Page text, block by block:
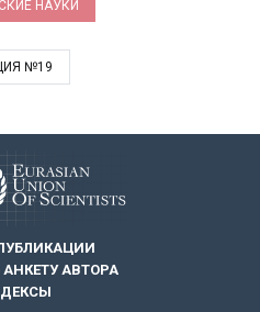
НАУКИ
№19
АВТОРА